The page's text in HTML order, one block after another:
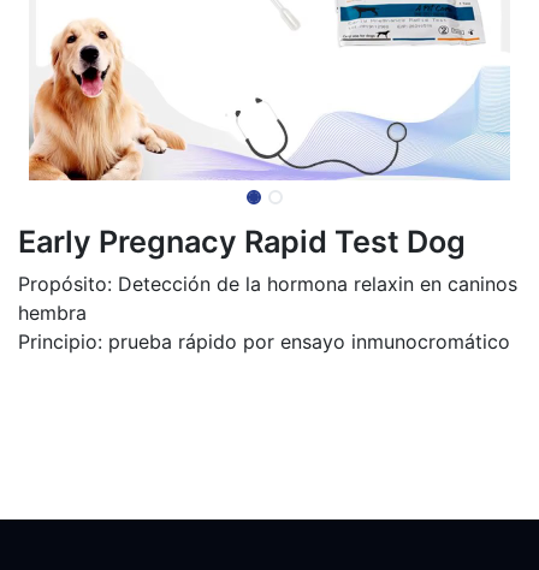
Early Pregnacy Rapid Test Dog
Propósito: Detección de la hormona relaxin en caninos
hembra
Principio: prueba rápido por ensayo inmunocromático